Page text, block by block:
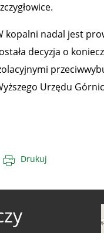
kopalni nadal jest
decyzja o
Urzędu
Drukuj